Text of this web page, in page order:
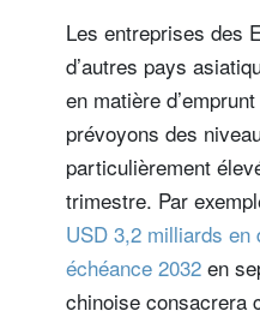
Les entreprises des
d’autres pays
en matière
prévoyons des
particulièrement
trimestre. Par
USD 3,2 milliards
échéance 2032 en
chinoise consacrera